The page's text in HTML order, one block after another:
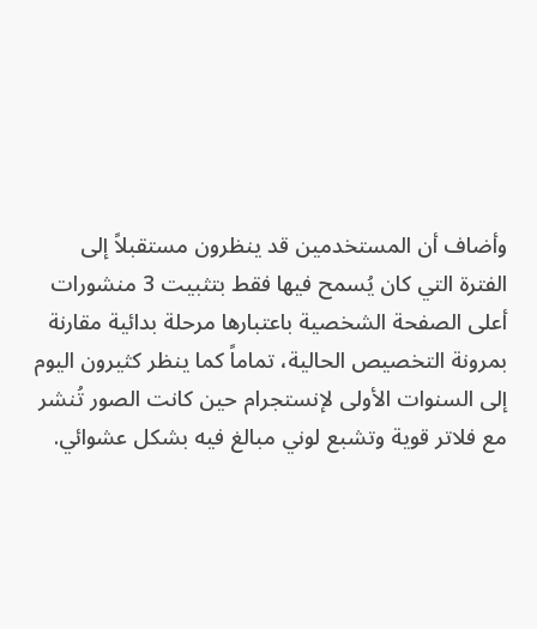
وأضاف أن المستخدمين قد ينظرون مستقبلاً إلى
الفترة التي كان يُسمح فيها فقط بتثبيت 3 منشورات
أعلى الصفحة الشخصية باعتبارها مرحلة بدائية مقارنة
بمرونة التخصيص الحالية، تماماً كما ينظر كثيرون اليوم
إلى السنوات الأولى لإنستجرام حين كانت الصور تُنشر
مع فلاتر قوية وتشبع لوني مبالغ فيه بشكل عشوائي.